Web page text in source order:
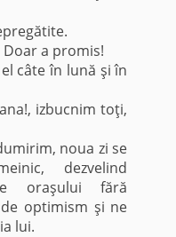
a promis!
câte în lună şi în
izbucnim toţi,
noua zi se
dezvelind
oraşului fără
optimism şi ne
lui.